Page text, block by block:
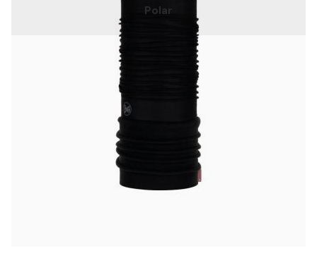
Polar